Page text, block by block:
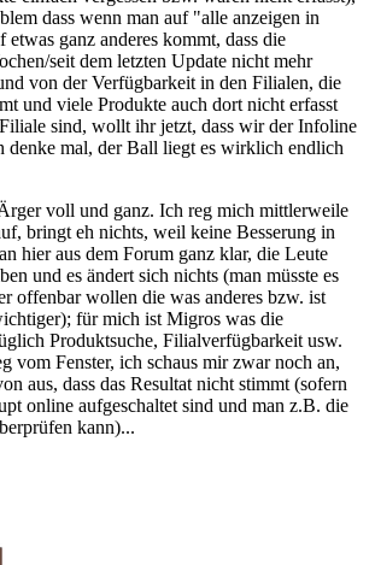
dass wenn man auf "alle anzeigen in
ganz anderes kommt, dass die
seit dem letzten Update nicht mehr
von der Verfügbarkeit in den Filialen, die
und viele Produkte auch dort nicht erfasst
sind, wollt ihr jetzt, dass wir der Infoline
denke mal, der Ball liegt es wirklich endlich
voll und ganz. Ich reg mich mittlerweile
bringt eh nichts, weil keine Besserung in
hier aus dem Forum ganz klar, die Leute
und es ändert sich nichts (man müsste es
offenbar wollen die was anderes bzw. ist
für mich ist Migros was die
Produktsuche, Filialverfügbarkeit usw.
vom Fenster, ich schaus mir zwar noch an,
aus, dass das Resultat nicht stimmt (sofern
online aufgeschaltet sind und man z.B. die
kann)...